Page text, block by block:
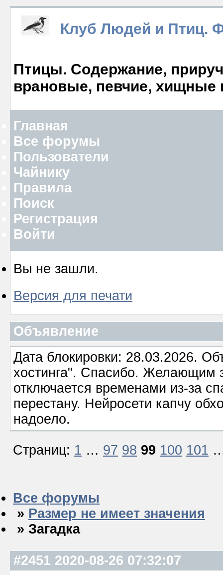
Клуб Людей и Птиц.
Птицы. Содержание,
врановые, певчие, хищные
Главная
Все форумы
Пользователи
Чайнику
Правила
Поиск
Регистрация
Войти
Вы не зашли.
Версия для печати
Объявление
Дата блокировки: 28.03.2026.
хостинга". Спасибо. Желающим
отключается временами из-за
перестану. Нейросети капчу
надоело.
Страниц: 1 … 97 98 99 100 101
Все форумы
» Размер не имеет значения
» Загадка
#2451 2020-08-26 07:32:07